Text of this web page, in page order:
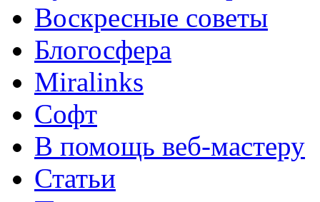
Воскресные советы
Блогосфера
Miralinks
Софт
В помощь веб-мастеру
Статьи